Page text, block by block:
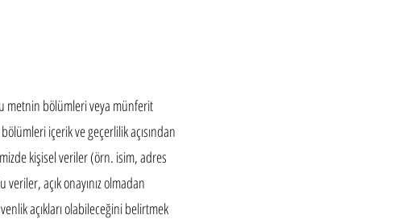
metnin bölümleri veya münferit
içerik ve geçerlilik açısından
kişisel veriler (örn. isim, adres
açık onayınız olmadan
açıkları olabileceğini belirtmek